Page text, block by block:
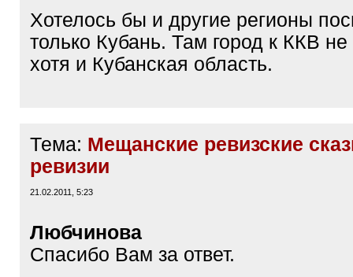
Хотелось бы и другие регионы
только Кубань. Там город к ККВ не
хотя и Кубанская область.
Тема: Мещанские ревизские
ревизии
21.02.2011, 5:23
Любчинова
Спасибо Вам за ответ.